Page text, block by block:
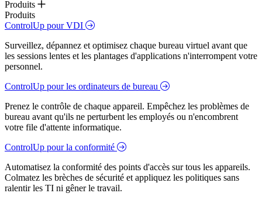
Produits
Produits
ControlUp pour VDI
Surveillez, dépannez et optimisez chaque bureau virtuel avant que
les sessions lentes et les plantages d'applications n'interrompent votre
personnel.
ControlUp pour les ordinateurs de bureau
Prenez le contrôle de chaque appareil. Empêchez les problèmes de
bureau avant qu'ils ne perturbent les employés ou n'encombrent
votre file d'attente informatique.
ControlUp pour la conformité
Automatisez la conformité des points d'accès sur tous les appareils.
Colmatez les brèches de sécurité et appliquez les politiques sans
ralentir les TI ni gêner le travail.